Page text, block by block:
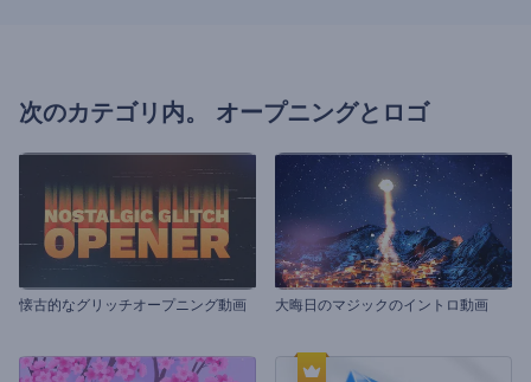
次のカテゴリ内。 オープニングとロゴ
懐古的なグリッチオープニング動画 大晦日のマジックのイントロ動画